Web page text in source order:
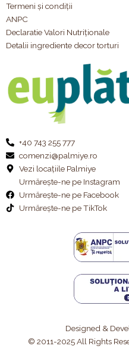
Termeni și condiții
ANPC
Declaratie Valori Nutriționale
Detalii ingrediente decor torturi
+40 743 255 777
comenzi@palmiye.ro
Vezi locațiile Palmiye
Urmărește-ne pe Instagram
Urmărește-ne pe Facebook
Urmărește-ne pe TikTok
Designed &
© 2011-2025 All Rights